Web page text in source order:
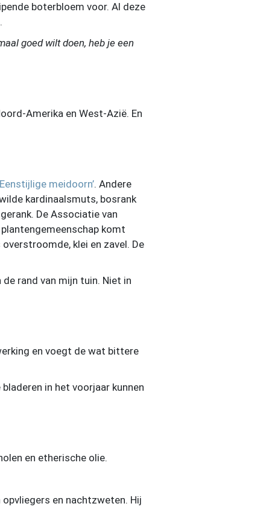
boterbloem voor. Al deze
goed wilt doen, heb je een
Amerika en West-Azië. En
meidoorn’. Andere
kardinaalsmuts, bosrank
De Associatie van
komt
klei en zavel. De
rand van mijn tuin. Niet in
en voegt de wat bittere
in het voorjaar kunnen
en etherische olie.
en nachtzweten. Hij